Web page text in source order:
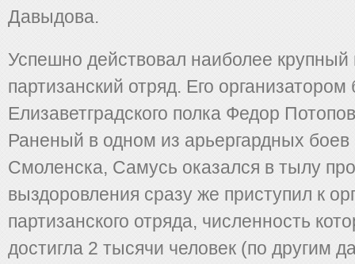
Давыдова.
Успешно действовал наиболее крупный
партизанский отряд. Его
Елизаветградского полка Федор
Раненый в одном из арьергардных боев
Смоленска, Самусь оказался в тылу
выздоровления сразу же приступил к
партизанского отряда, численность
достигла 2 тысячи человек (по другим